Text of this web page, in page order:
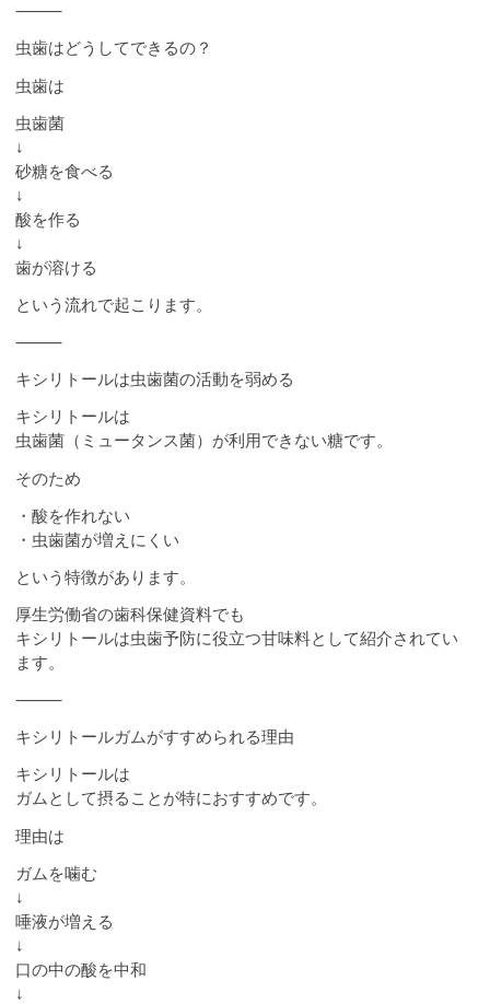
⸻
虫歯はどうしてできるの？
虫歯は
虫歯菌
↓
砂糖を食べる
↓
酸を作る
↓
歯が溶ける
という流れで起こります。
⸻
キシリトールは虫歯菌の活動を弱める
キシリトールは
虫歯菌（ミュータンス菌）が利用できない糖です。
そのため
・酸を作れない
・虫歯菌が増えにくい
という特徴があります。
厚生労働省の歯科保健資料でも
キシリトールは虫歯予防に役立つ甘味料として紹介されてい
ます。
⸻
キシリトールガムがすすめられる理由
キシリトールは
ガムとして摂ることが特におすすめです。
理由は
ガムを噛む
↓
唾液が増える
↓
口の中の酸を中和
↓